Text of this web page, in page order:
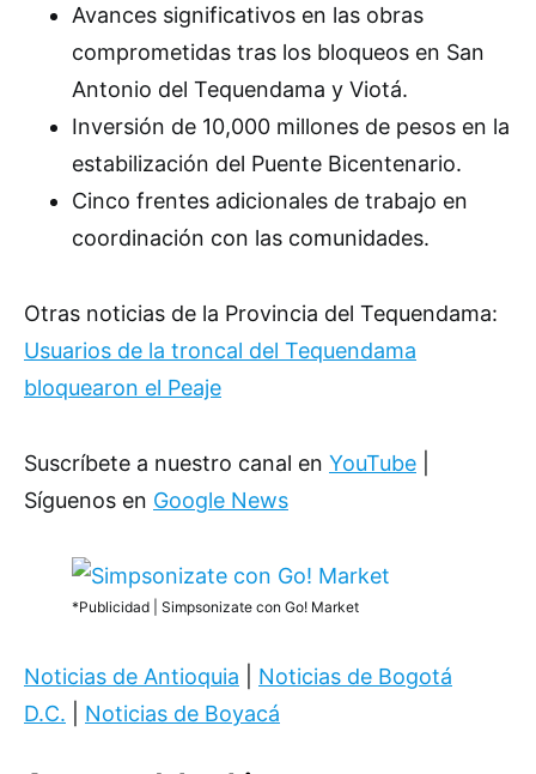
Avances significativos en las obras
comprometidas tras los bloqueos en San
Antonio del Tequendama y Viotá.
Inversión de 10,000 millones de pesos en la
estabilización del Puente Bicentenario.
Cinco frentes adicionales de trabajo en
coordinación con las comunidades.
Otras noticias de la Provincia del Tequendama:
Usuarios de la troncal del Tequendama
bloquearon el Peaje
Suscríbete a nuestro canal en YouTube
Síguenos en Google News
*Publicidad | Simpsonizate con Go! Market
Noticias de Antioquia
Noticias de Bogotá
D.C.
Noticias de Boyacá